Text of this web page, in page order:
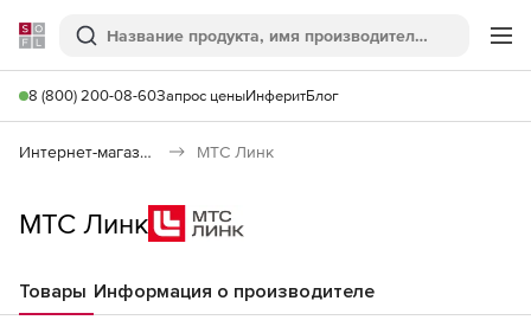
Softline
Поиск
8 (800) 200-08-60Запрос ценыИнферитБлог
Интернет-магазин МТС Линк
МТС Линк
Товары Информация о производителе